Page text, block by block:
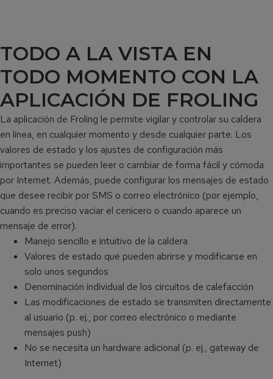
TODO A LA VISTA EN
TODO MOMENTO CON LA
APLICACIÓN DE FROLING
La aplicación de Froling le permite vigilar y controlar su caldera
en línea, en cualquier momento y desde cualquier parte. Los
valores de estado y los ajustes de configuración más
importantes se pueden leer o cambiar de forma fácil y cómoda
por Internet. Además, puede configurar los mensajes de estado
que desee recibir por SMS o correo electrónico (por ejemplo,
cuando es preciso vaciar el cenicero o cuando aparece un
mensaje de error).
Manejo sencillo e intuitivo de la caldera
Valores de estado que pueden abrirse y modificarse en
solo unos segundos
Denominación individual de los circuitos de calefacción
Las modificaciones de estado se transmiten directamente
al usuario (p. ej., por correo electrónico o mediante
mensajes push)
No se necesita un hardware adicional (p. ej., gateway de
Internet)